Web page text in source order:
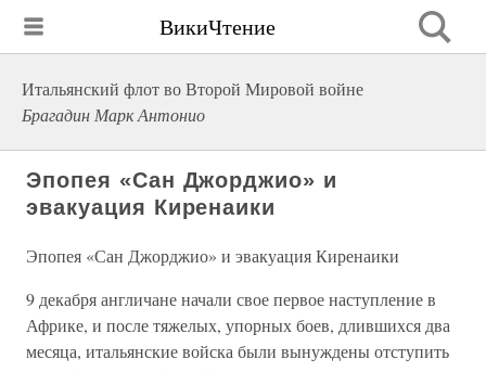
ВикиЧтение
Итальянский флот во Второй Мировой войне
Брагадин Марк Антонио
Эпопея «Сан Джорджио» и
эвакуация Киренаики
Эпопея «Сан Джорджио» и эвакуация Киренаики
9 декабря англичане начали свое первое наступление в
Африке, и после тяжелых, упорных боев, длившихся два
месяца, итальянские войска были вынуждены отступить